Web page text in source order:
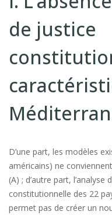
de justice
D’une part, les modèles
américains) ne
(A) ; d’autre part,
constitutionnelle des 22
permet pas de créer un